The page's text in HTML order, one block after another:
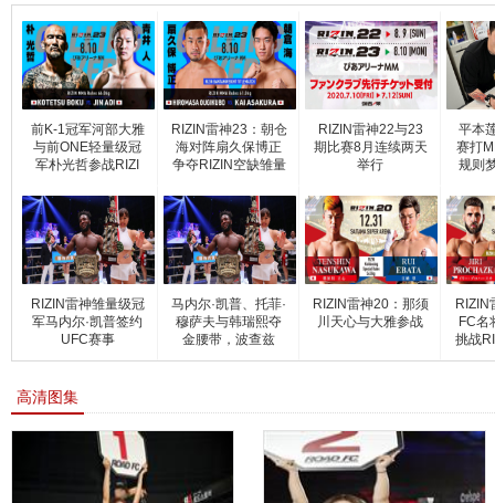
前K-1冠军河部大雅
与前ONE轻量级冠
军朴光哲参战RIZI
RIZIN雷神23：朝仓
海对阵扇久保博正
争夺RIZIN空缺雏量
RIZIN雷神22与23
期比赛8月连续两天
举行
平本
赛打
规则
RIZIN雷神雏量级冠
军马内尔·凯普签约
UFC赛事
马内尔·凯普、托菲·
穆萨夫与韩瑞熙夺
金腰带，波查兹
RIZIN雷神20：那须
川天心与大雅参战
RIZIN
FC名
挑战
高清图集